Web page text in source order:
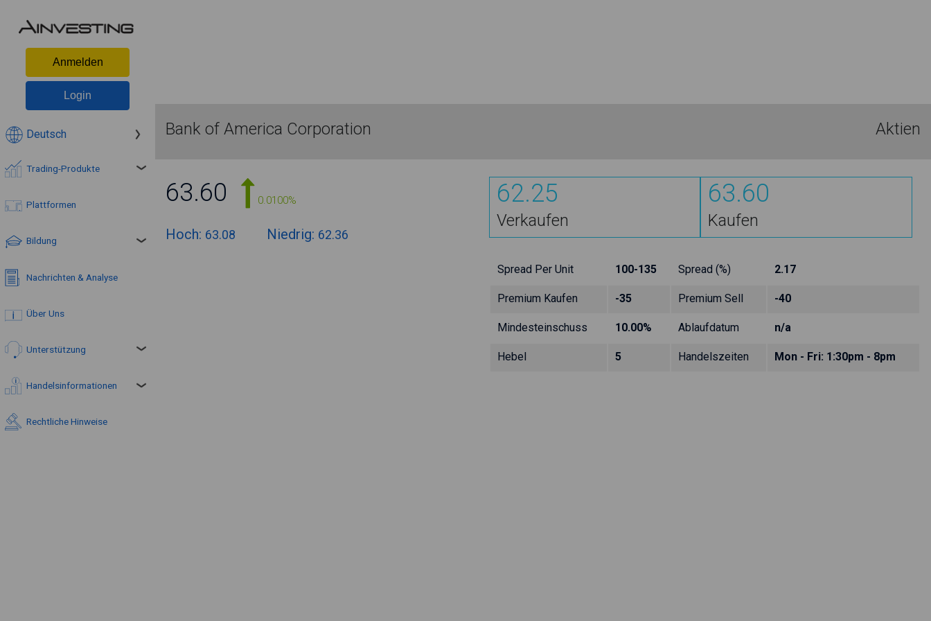
Anmelden
Login
Deutsch
Trading-Produkte
Plattformen
Bildung
Nachrichten & Analyse
Über Uns
Unterstützung
Handelsinformationen
Rechtliche Hinweise
Bank of America Corporation Aktien
63.60 0.0100%
Hoch: 63.08 Niedrig: 62.36
62.25
Verkaufen
63.60
Kaufen
Spread Per Unit 100-135 Spread (%) 2.17
Premium Kaufen -35 Premium Sell -40
Mindesteinschuss 10.00% Ablaufdatum n/a
Hebel 5 Handelszeiten Mon - Fri: 1:30pm - 8pm